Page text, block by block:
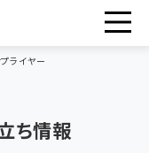
ライヤー
ち情報